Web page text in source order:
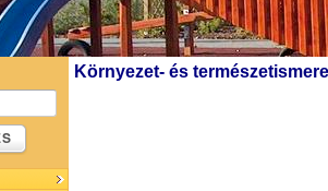
Környezet- és